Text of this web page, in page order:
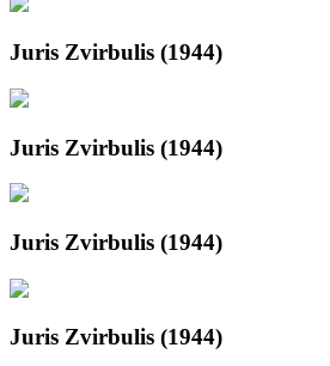
Juris Zvirbulis (1944)
Juris Zvirbulis (1944)
Juris Zvirbulis (1944)
Juris Zvirbulis (1944)